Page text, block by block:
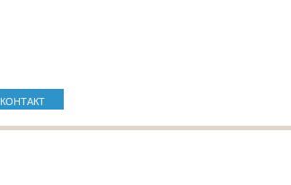
КОНТАКТ